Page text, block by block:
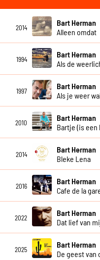
2014
Bart Herman
Alleen omdat
1994
Bart Herman
Als de
1997
Bart Herman
Als je weer
2010
Bart Herman
Bartje (is een
2014
Bart Herman
Bleke Lena
2016
Bart Herman
Cafe de la
2022
Bart Herman
Dat lief van
2025
Bart Herman
De geest van